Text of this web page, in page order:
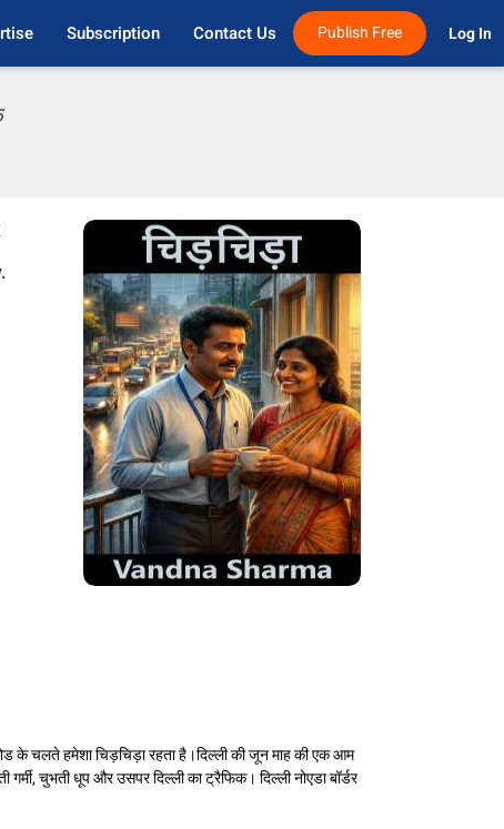
Subscription Contact Us Publish Free Log In
के चलते हमेशा चिड़चिड़ा रहता है।दिल्ली की जून माह की एक आम
चुभती धूप और उसपर दिल्ली का ट्रैफिक। दिल्ली नोएडा बॉर्डर